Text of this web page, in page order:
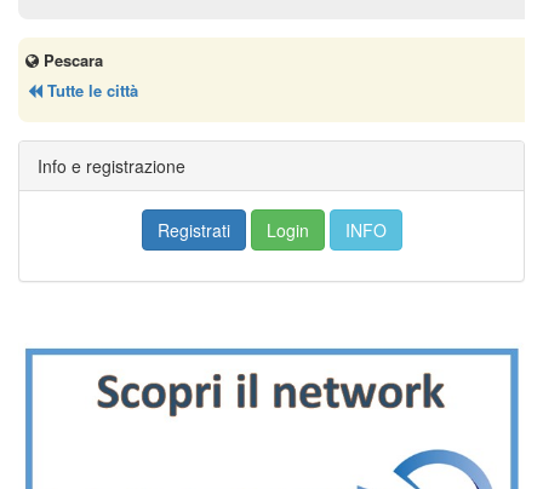
Pescara
Tutte le città
Info e registrazione
Registrati Login INFO